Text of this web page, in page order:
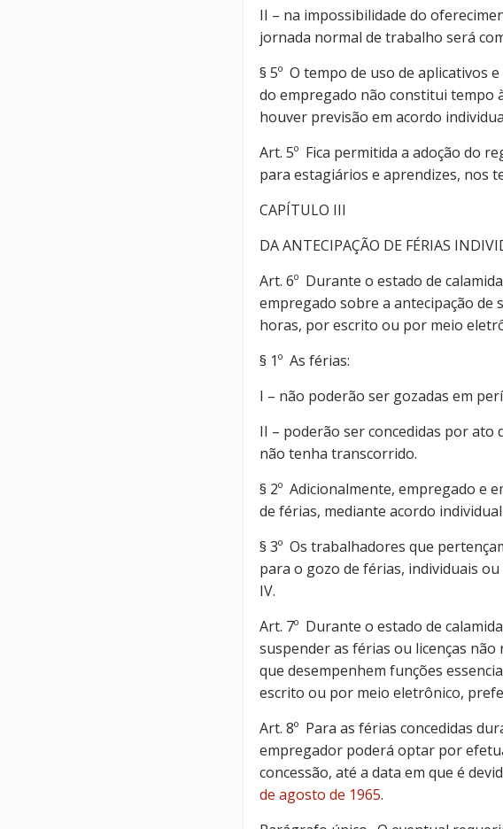
II – na impossibilidade do
jornada normal de trabalho será
§ 5º O tempo de uso de aplicativos
do empregado não constitui tempo
houver previsão em acordo
Art. 5º Fica permitida a adoção do
para estagiários e aprendizes, nos
CAPÍTULO III
DA ANTECIPAÇÃO DE FÉRIAS
Art. 6º Durante o estado de
empregado sobre a antecipação de
horas, por escrito ou por meio
§ 1º As férias:
I – não poderão ser gozadas em
II – poderão ser concedidas por
não tenha transcorrido.
§ 2º Adicionalmente, empregado e
de férias, mediante acordo
§ 3º Os trabalhadores que
para o gozo de férias, individuais
IV.
Art. 7º Durante o estado de
suspender as férias ou licenças
que desempenhem funções
escrito ou por meio eletrônico,
Art. 8º Para as férias concedidas
empregador poderá optar por
concessão, até a data em que é
de agosto de 1965.